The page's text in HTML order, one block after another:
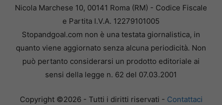
Nicola Marchese 10, 00141 Roma (RM) - Codice Fiscale
e Partita I.V.A. 12279101005
Stopandgoal.com non è una testata giornalistica, in
quanto viene aggiornato senza alcuna periodicità. Non
può pertanto considerarsi un prodotto editoriale ai
sensi della legge n. 62 del 07.03.2001
Copyright ©2026 - Tutti i diritti riservati - Contattaci